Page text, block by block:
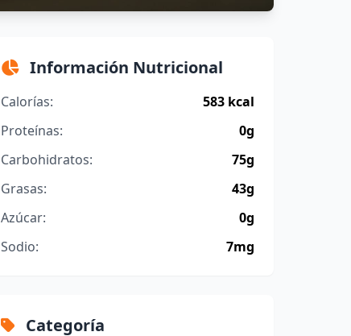
Información Nutricional
Calorías:
583 kcal
Proteínas:
0g
Carbohidratos:
75g
Grasas:
43g
Azúcar:
0g
Sodio:
7mg
Categoría